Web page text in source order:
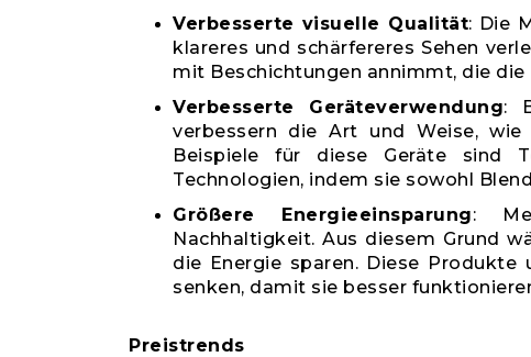
Verbesserte visuelle Qualität: Die
klareres und schärfereres Sehen
mit Beschichtungen annimmt, die die
Verbesserte Geräteverwendung:
verbessern die Art und Weise, wie
Beispiele für diese Geräte sind
Technologien, indem sie sowohl
Größere Energieeinsparung:
Nachhaltigkeit. Aus diesem Grund
die Energie sparen. Diese Produkte
senken, damit sie besser
Preistrends